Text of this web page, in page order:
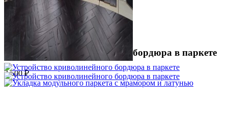
Устройство криволинейного бордюра в паркете
2 500 ₽